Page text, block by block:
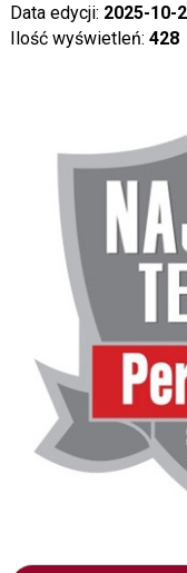
Data edycji: 2025-10-
Ilość wyświetleń: 428